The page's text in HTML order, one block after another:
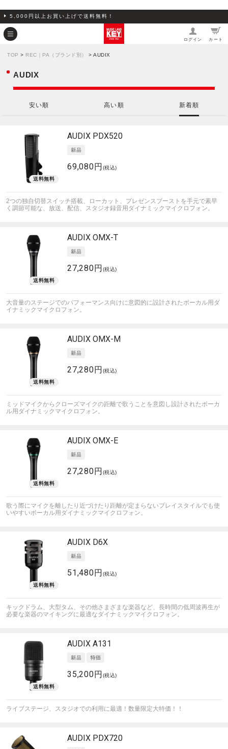
5,000円以上お買い上げで送料無料！
ログイン カート
TOP > REC｜PA（ブランド別） > AUDIX
AUDIX
安い順 高い順 新着順
AUDIX PDX520
69,080円 (税込)
2つの独自切替スイッチ搭載、ローカット、プレゼンスブーストを手元で素早
く調節可能な、放送、配信、スタジオ録音用ダイナミックマイクロフォン。
AUDIX OMX-T
27,280円 (税込)
大音量のステージでのパフォーマンス向けに意図的に設計されたボーカル用ダ
イナミックマイクロフォン。
AUDIX OMX-M
27,280円 (税込)
ミッドマイクからクローズマイクの距離で歌うことを意図し設計されたボーカ
ル用ダイナミックマイクロフォン。
AUDIX OMX-E
27,280円 (税込)
歌う際にマイクを離したり近づけたり距離が定まらないプレイスタイルでも使
いやすいボーカル用ダイナミックマイクロフォン。
AUDIX D6X
51,480円 (税込)
キックドラム、大型タム、その他さまざまな楽器など、長時間の低周波再生が
必要な楽器のマイキングに最適なダイナミックマイクロフォン。
AUDIX A131
35,200円 (税込)
ライブステージ、スタジオでの利用に最適！数量限定大特価！！
AUDIX PDX720